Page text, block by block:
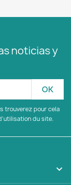
noticias y
trouverez pour cela
du site.
